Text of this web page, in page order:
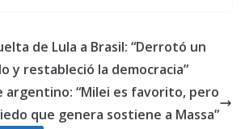
de Lula a Brasil: “Derrotó un
y restableció la democracia”
argentino: “Milei es favorito, pero
que genera sostiene a Massa”